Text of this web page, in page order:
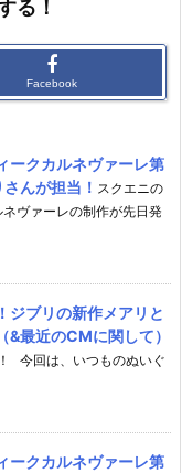
る！
Facebook
ークカルネヴァーレ第
んが担当！ スクエニの
ヴァーレの制作が先日発
ジブリの新作メアリと
&最近のCMに関して）
今回は、いつものぬいぐ
ークカルネヴァーレ第